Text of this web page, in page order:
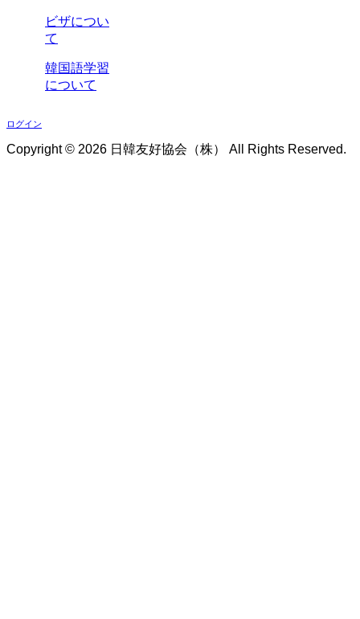
ビザについ
て
韓国語学習
について
ログイン
Copyright © 2026 日韓友好協会（株） All Rights Reserved.